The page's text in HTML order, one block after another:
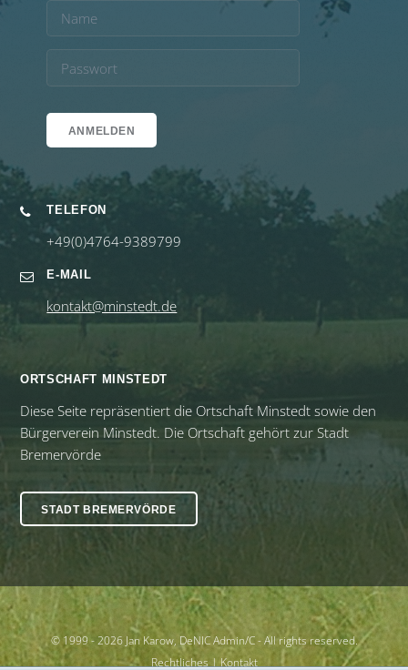
TELEFON
+49(0)4764-9389799
E-MAIL
kontakt@minstedt.de
ORTSCHAFT MINSTEDT
Diese Seite repräsentiert die Ortschaft Minstedt sowie den
Bürgerverein Minstedt. Die Ortschaft gehört zur Stadt
Bremervörde
STADT BREMERVÖRDE
© 1999 - 2026 Jan Karow, DeNIC Admin/C - All rights reserved.
Rechtliches | Kontakt